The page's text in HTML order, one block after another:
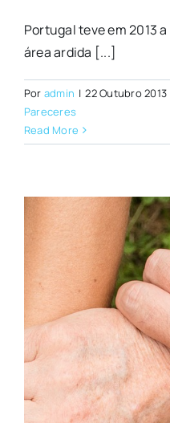
Portugal teve em 2013
área ardida [...]
Por admin | 22 Outubro 2013
Pareceres
Read More